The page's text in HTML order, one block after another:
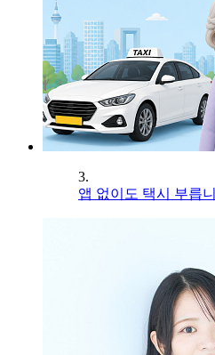
3.
앱 없이도 택시 부릅